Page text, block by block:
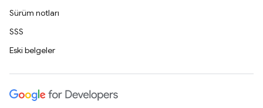
Sürüm notları
SSS
Eski belgeler